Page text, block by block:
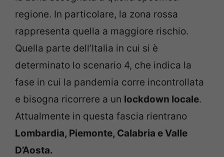
regione. In particolare, la zona rossa
rappresenta quella a maggiore rischio.
Quella parte dell’Italia in cui si è
determinato lo scenario 4, che indica la
fase in cui la pandemia corre incontrollata
e bisogna ricorrere a un lockdown locale.
Attualmente in questa fascia rientrano
Lombardia, Piemonte, Calabria e Valle
D’Aosta.